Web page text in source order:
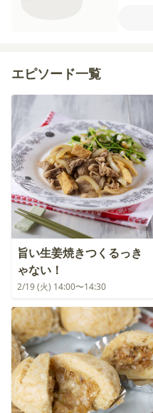
エピソード一覧
旨い生姜焼きつくるっき
ゃない！
2/19 (火) 14:00〜14:30